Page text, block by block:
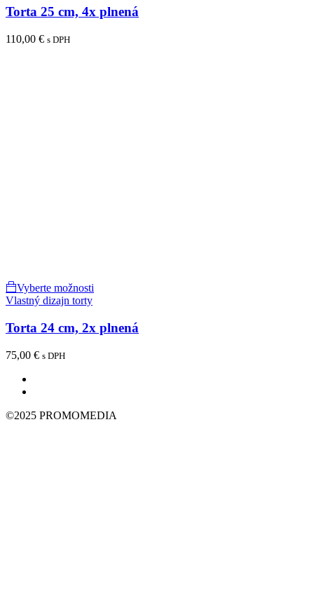
Torta 25 cm, 4x plnená
110,00 € s DPH
Vyberte možnosti
Vlastný dizajn torty
Torta 24 cm, 2x plnená
75,00 € s DPH
©2025 PROMOMEDIA